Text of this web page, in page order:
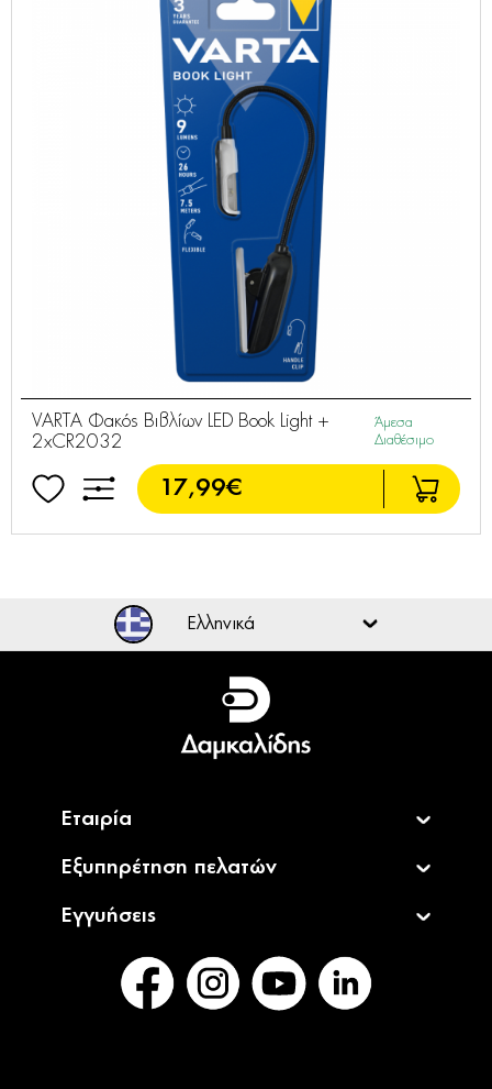
VARTA Φακός Βιβλίων LED Book Light +
2xCR2032
Άμεσα
Διαθέσιμο
17,99€
VARTA Φακός Day Light Multi LED F10 +
Διαθέσιμο
Διαθέσιμο
21,90€